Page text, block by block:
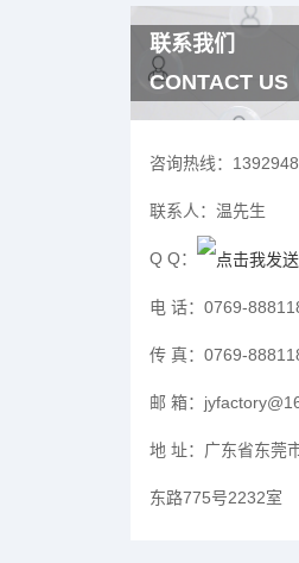
联系我们
CONTACT US
咨询热线：
联系人： 温先生
Q Q：
电 话： 0769-
传 真： 0769-
邮 箱：
地 址： 广东省东莞
东路775号2232室